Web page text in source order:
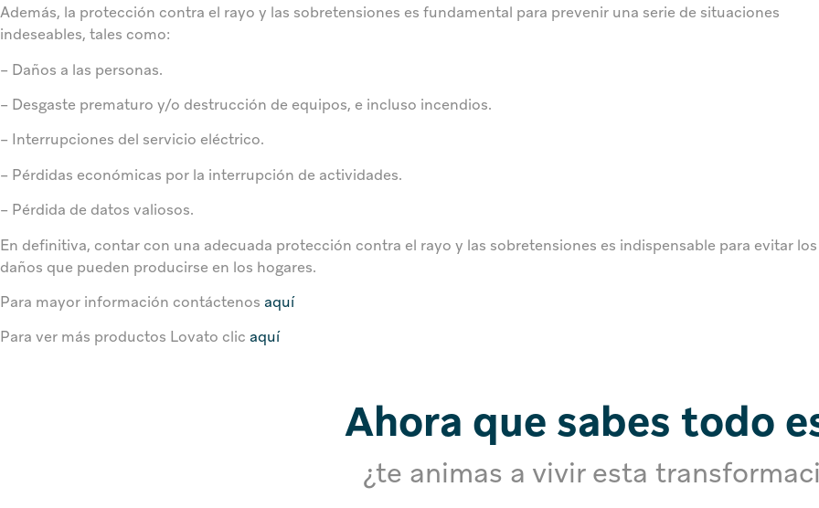
Además, la protección contra el rayo y las sobretensiones es fundamental para prevenir una serie de situaciones
indeseables, tales como:
– Daños a las personas.
– Desgaste prematuro y/o destrucción de equipos, e incluso incendios.
– Interrupciones del servicio eléctrico.
– Pérdidas económicas por la interrupción de actividades.
– Pérdida de datos valiosos.
En definitiva, contar con una adecuada protección contra el rayo y las sobretensiones es indispensable para evitar los
daños que pueden producirse en los hogares.
Para mayor información contáctenos aquí
Para ver más productos Lovato clic aquí
Ahora que sabes todo
¿te animas a vivir esta